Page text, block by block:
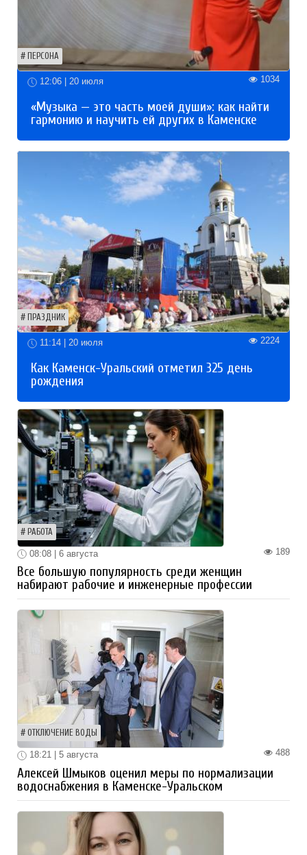
ПЕРСОНА
12:06 | 20 июля 1034
«Музыка — это часть моей души»: как найти
гармонию и научить ей других в Каменске
ПРАЗДНИК
11:14 | 20 июля 2224
Как Каменск-Уральский отметил 325 день
рождения
РАБОТА
189
08:08 | 6 августа
Все большую популярность среди женщин
набирают рабочие и инженерные профессии
ОТКЛЮЧЕНИЕ ВОДЫ
488
18:21 | 5 августа
Алексей Шмыков оценил меры по нормализации
водоснабжения в Каменске-Уральском